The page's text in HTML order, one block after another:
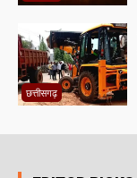
छत्तीसगढ़